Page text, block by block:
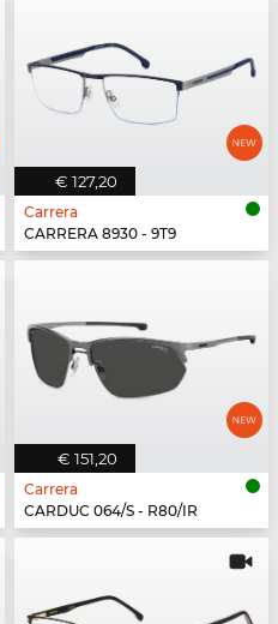
€ 127,20
Carrera
CARRERA 8930 - 9T9
€ 151,20
Carrera
CARDUC 064/S - R80/IR